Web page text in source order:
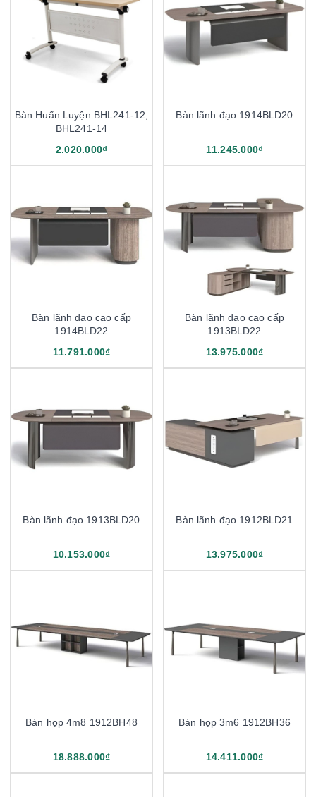
Bàn Huấn Luyện BHL241-12,
BHL241-14
2.020.000₫
Bàn lãnh đạo 1914BLD20
11.245.000₫
Bàn lãnh đạo cao cấp
1914BLD22
11.791.000₫
Bàn lãnh đạo cao cấp
1913BLD22
13.975.000₫
Bàn lãnh đạo 1913BLD20
10.153.000₫
Bàn lãnh đạo 1912BLD21
13.975.000₫
Bàn họp 4m8 1912BH48
18.888.000₫
Bàn họp 3m6 1912BH36
14.411.000₫